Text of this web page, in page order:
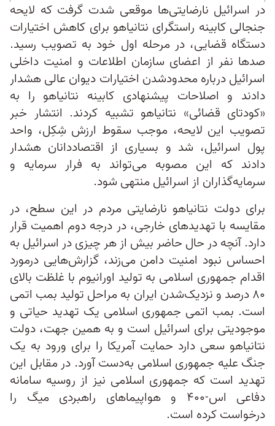
در اسرائیل نارضایتی‌ها موقعی شدت گرفت که لایحه
جنجالی کابینه راستگرای نتانیاهو برای کاهش اختیارات
دستگاه قضایی، در مرحله اول خود به تصویب رسید.
صدها نفر از اعضای سازمان اطلاعات و امنیت داخلی
اسرائیل درباره محدودشدن اختیارات دیوان عالی هشدار
دادند و اصلاحات پیشنهادی کابینه نتانیاهو را به
«کودتای قضائی» نتانیاهو تشبیه کردند. انتشار خبر
تصویب این لایحه، موجب سقوط ارزش شِکِل، واحد
پول اسرائیل، شد و بسیاری از اقتصاددانان هشدار
دادند که این مصوبه می‌‌تواند به فرار سرمایه و
سرمایه‌‌گذاران از اسرائیل منتهی شود.
برای دولت نتانیاهو نارضایتی مردم در این سطح، در
مقایسه با تهدیدهای خارجی، در درجه دوم اهمیت قرار
دارد. آنچه در حال حاضر بیش از هر چیزی در اسرائیل به
احساس نبود امنیت دامن می‌زند، گزارش‌هایی درمورد
اقدام جمهوری اسلامی به تولید اورانیوم با غلظت بالای
۸۰ درصد و نزدیک‌شدن ایران به مراحل تولید بمب اتمی
است. بمب اتمی جمهوری اسلامی یک تهدید حیاتی و
موجودیتی برای اسرائیل است و به همین جهت، دولت
نتانیاهو سعی دارد حمایت آمریکا را برای ورود به یک
جنگ علیه جمهوری اسلامی به‌دست آورد. در مقابل این
تهدید است که جمهوری اسلامی نیز از روسیه سامانه
دفاعی اس-۴۰۰ و هواپیماهای راهبردی میگ را
درخواست کرده است.